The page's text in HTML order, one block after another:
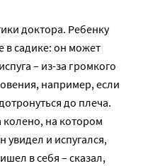
доктора. Ребенку
в садике: он может
– из-за громкого
например, если
до плеча.
колено, на котором
и испугался,
в себя – сказал,